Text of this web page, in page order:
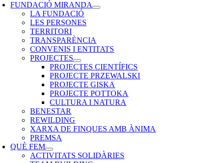
FUNDACIÓ MIRANDA
LA FUNDACIÓ
LES PERSONES
TERRITORI
TRANSPARÈNCIA
CONVENIS I ENTITATS
PROJECTES
PROJECTES CIENTÍFICS
PROJECTE PRZEWALSKI
PROJECTE GISKA
PROJECTE POTTOKA
CULTURA I NATURA
BENESTAR
REWILDING
XARXA DE FINQUES AMB ÀNIMA
PREMSA
QUÈ FEM
ACTIVITATS SOLIDÀRIES